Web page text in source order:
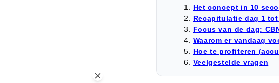
Het concept in 10
Recapitulatie dag 1 tot
Focus van de dag:
Waarom er vandaag
Hoe te profiteren
Veelgestelde vragen